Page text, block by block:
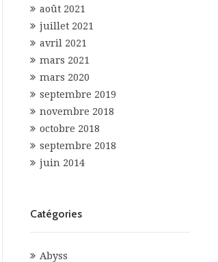
août 2021
juillet 2021
avril 2021
mars 2021
mars 2020
septembre 2019
novembre 2018
octobre 2018
septembre 2018
juin 2014
Catégories
Abyss